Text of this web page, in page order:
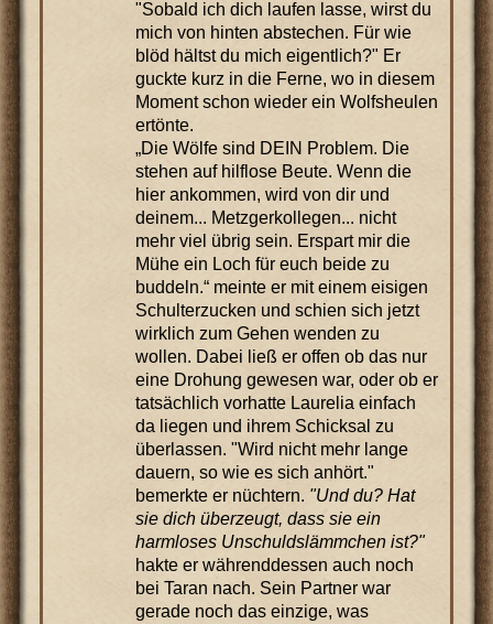
"Sobald ich dich laufen lasse, wirst du
mich von hinten abstechen. Für wie
blöd hältst du mich eigentlich?" Er
guckte kurz in die Ferne, wo in diesem
Moment schon wieder ein Wolfsheulen
ertönte.
„Die Wölfe sind DEIN Problem. Die
stehen auf hilflose Beute. Wenn die
hier ankommen, wird von dir und
deinem... Metzgerkollegen... nicht
mehr viel übrig sein. Erspart mir die
Mühe ein Loch für euch beide zu
buddeln.“ meinte er mit einem eisigen
Schulterzucken und schien sich jetzt
wirklich zum Gehen wenden zu
wollen. Dabei ließ er offen ob das nur
eine Drohung gewesen war, oder ob er
tatsächlich vorhatte Laurelia einfach
da liegen und ihrem Schicksal zu
überlassen. "Wird nicht mehr lange
dauern, so wie es sich anhört."
bemerkte er nüchtern. "Und du? Hat
sie dich überzeugt, dass sie ein
harmloses Unschuldslämmchen ist?"
hakte er währenddessen auch noch
bei Taran nach. Sein Partner war
gerade noch das einzige, was